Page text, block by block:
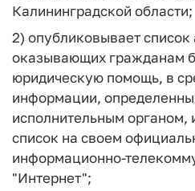
Калининградской области;
2) опубликовывает список
оказывающих гражданам
юридическую помощь, в
информации,
исполнительным органом,
список на своем
информационно-
"Интернет";